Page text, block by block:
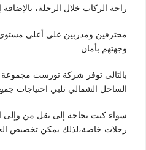
راحة الركاب خلال الرحلة،
محترفين ومدربين على أعلى
وجهتهم بأمان.
بالتالى توفر شركة تورست
الساحل الشمالي تلبي احتياجات
سواء كنت بحاجة إلى نقل من وإلى
رحلات خاصة،لذلك يمكن تخصيص